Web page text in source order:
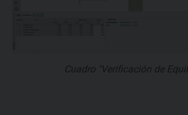
Cuadro "Verificación de